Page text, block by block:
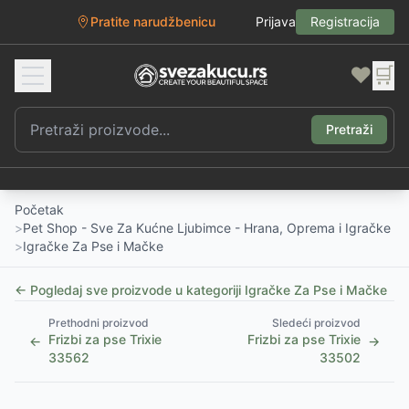
Pratite narudžbenicu Prijava Registracija
❤️ 🛒
Pretraži
Početak
>Pet Shop - Sve Za Kućne Ljubimce - Hrana, Oprema i Igračke
>Igračke Za Pse i Mačke
← Pogledaj sve proizvode u kategoriji Igračke Za Pse i Mačke
←
Prethodni proizvod
Frizbi za pse Trixie
33562
Sledeći proizvod
Frizbi za pse Trixie
33502
→